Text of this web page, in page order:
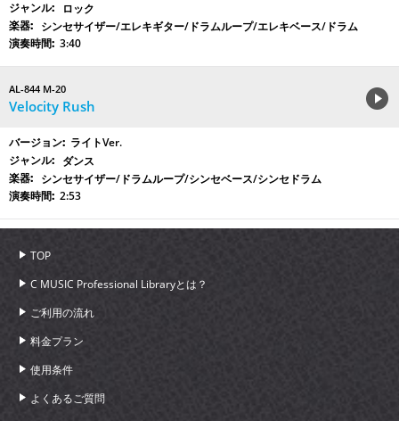
ロック
シンセサイザー/エレキギター/ドラムループ/エレキベース/ドラム
3:40
AL-844 M-20
Velocity Rush
ライトVer.
ダンス
シンセサイザー/ドラムループ/シンセベース/シンセドラム
2:53
TOP
C MUSIC Professional Libraryとは？
ご利用の流れ
料金プラン
使用条件
よくあるご質問